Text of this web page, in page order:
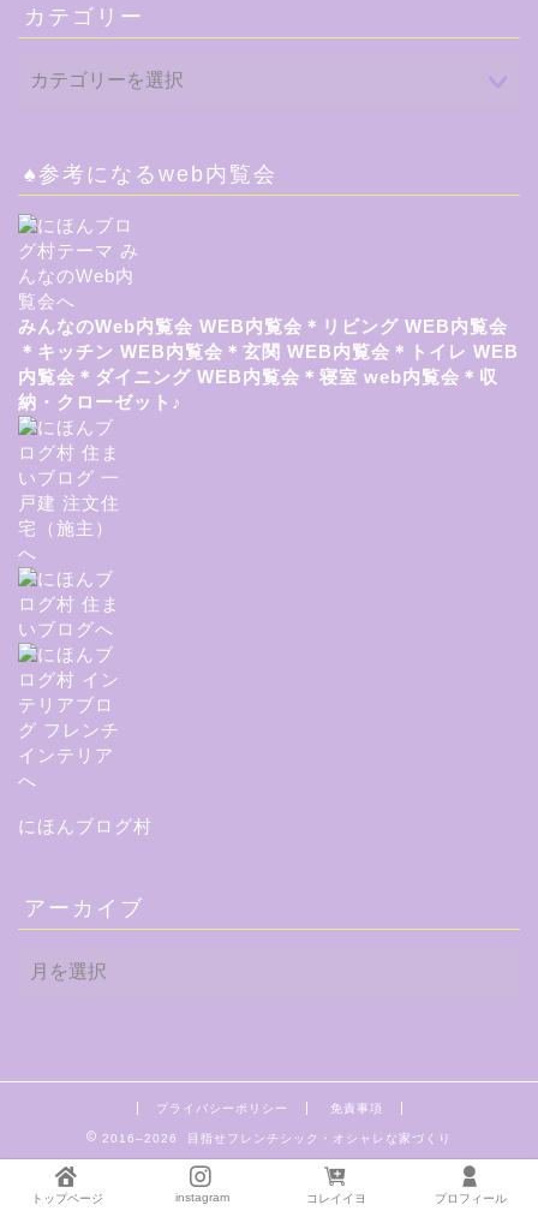
カテゴリー
♠参考になるweb内覧会
みんなのWeb内覧会 WEB内覧会＊リビング WEB内覧会
＊キッチン WEB内覧会＊玄関 WEB内覧会＊トイレ WEB
内覧会＊ダイニング WEB内覧会＊寝室 web内覧会＊収
納・クローゼット♪
にほんブログ村
アーカイブ
ア
ー
プライバシーポリシー 免責事項
2016–2026 目指せフレンチシック・オシャレな家づくり
トップページ instagram コレイイヨ プロフィール